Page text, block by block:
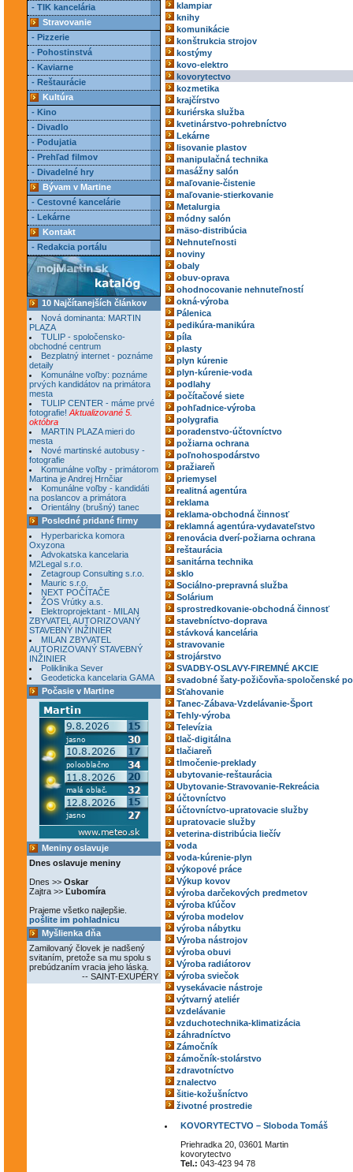
- TIK kancelária
Stravovanie
- Pizzerie
- Pohostinstvá
- Kaviarne
- Reštaurácie
Kultúra
- Kino
- Divadlo
- Podujatia
- Prehľad filmov
- Divadelné hry
Bývam v Martine
- Cestovné kancelárie
- Lekárne
Kontakt
- Redakcia portálu
10 Najčítanejších článkov
Nová dominanta: MARTIN
PLAZA
TULIP - spoločensko-
obchodné centrum
Bezplatný internet - poznáme
detaily
Komunálne voľby: poznáme
prvých kandidátov na primátora
mesta
TULIP CENTER - máme prvé
fotografie! Aktualizované 5.
októbra
MARTIN PLAZA mieri do
mesta
Nové martinské autobusy -
fotografie
Komunálne voľby - primátorom
Martina je Andrej Hrnčiar
Komunálne voľby - kandidáti
na poslancov a primátora
Orientálny (brušný) tanec
Posledné pridané firmy
Hyperbaricka komora
Oxyzona
Advokatska kancelaria
M2Legal s.r.o.
Zetagroup Consulting s.r.o.
Mauric s.r.o.
NEXT POČÍTAČE
ŽOS Vrútky a.s.
Elektroprojektant - MILAN
ZBYVATEL AUTORIZOVANÝ
STAVEBNÝ INŽINIER
MILAN ZBYVATEL
AUTORIZOVANÝ STAVEBNÝ
INŽINIER
Poliklinika Sever
Geodeticka kancelaria GAMA
Počasie v Martine
Meniny oslavuje
Dnes oslavuje meniny
Dnes >> Oskar
Zajtra >> Ľubomíra
Prajeme všetko najlepšie.
pošlite im pohladnicu
Myšlienka dňa
Zamilovaný človek je nadšený
svitaním, pretože sa mu spolu s
prebúdzaním vracia jeho láska.
-- SAINT-EXUPÉRY
klampiar
knihy
komunikácie
konštrukcia strojov
kostýmy
kovo-elektro
kovorytectvo
kozmetika
krajčírstvo
kuriérska služba
kvetinárstvo-pohrebníctvo
Lekárne
lisovanie plastov
manipulačná technika
masážny salón
maľovanie-čistenie
maľovanie-stierkovanie
Metalurgia
módny salón
mäso-distribúcia
Nehnuteľnosti
noviny
obaly
obuv-oprava
ohodnocovanie nehnuteľností
okná-výroba
Pálenica
pedikúra-manikúra
píla
plasty
plyn kúrenie
plyn-kúrenie-voda
podlahy
počítačové siete
pohľadnice-výroba
polygrafia
poradenstvo-účtovníctvo
požiarna ochrana
poľnohospodárstvo
pražiareň
priemysel
realitná agentúra
reklama
reklama-obchodná činnosť
reklamná agentúra-vydavateľstvo
renovácia dverí-požiarna ochrana
reštaurácia
sanitárna technika
sklo
Sociálno-prepravná služba
Solárium
sprostredkovanie-obchodná činnosť
stavebníctvo-doprava
stávková kancelária
stravovanie
strojárstvo
SVADBY-OSLAVY-FIREMNÉ AKCIE
svadobné šaty-požičovňa-spoločenské
Sťahovanie
Tanec-Zábava-Vzdelávanie-Šport
Tehly-výroba
Televízia
tlač-digitálna
tlačiareň
tlmočenie-preklady
ubytovanie-reštaurácia
Ubytovanie-Stravovanie-Rekreácia
účtovníctvo
účtovníctvo-upratovacie služby
upratovacie služby
veterina-distribúcia liečív
voda
voda-kúrenie-plyn
výkopové práce
Výkup kovov
výroba darčekových predmetov
výroba kľúčov
výroba modelov
výroba nábytku
Výroba nástrojov
výroba obuvi
Výroba radiátorov
výroba sviečok
vysekávacie nástroje
výtvarný ateliér
vzdelávanie
vzduchotechnika-klimatizácia
záhradníctvo
Zámočník
zámočník-stolárstvo
zdravotníctvo
znalectvo
šitie-kožušníctvo
životné prostredie
KOVORYTECTVO – Sloboda Tomáš
Priehradka 20, 03601 Martin
kovorytectvo
Tel.: 043-423 94 78